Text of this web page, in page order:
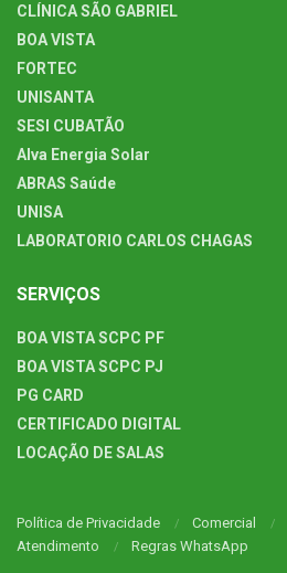
CLÍNICA SÃO GABRIEL
BOA VISTA
FORTEC
UNISANTA
SESI CUBATÃO
Alva Energia Solar
ABRAS Saúde
UNISA
LABORATORIO CARLOS CHAGAS
SERVIÇOS
BOA VISTA SCPC PF
BOA VISTA SCPC PJ
PG CARD
CERTIFICADO DIGITAL
LOCAÇÃO DE SALAS
Política de Privacidade Comercial
Atendimento
Regras WhatsApp